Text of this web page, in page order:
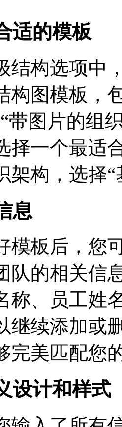
适的模板
结构选项中
构图模板，
带图片的组
择一个最适
架构，选择
息
模板后，您
队的相关信
称、员工姓
继续添加或
完美匹配您
设计和样式